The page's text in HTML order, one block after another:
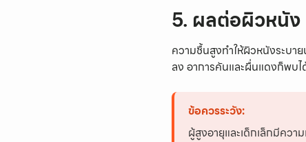
5. ผลต่อผิวหนัง
ความชื้นสูงทำให้ผิวหนังระบา
ลง อาการคันและผื่นแดงก็พบ
ข้อควรระวัง:
ผู้สูงอายุและเด็กเล็กมีคว